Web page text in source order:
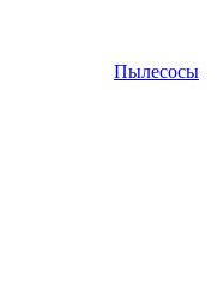
Пылесосы